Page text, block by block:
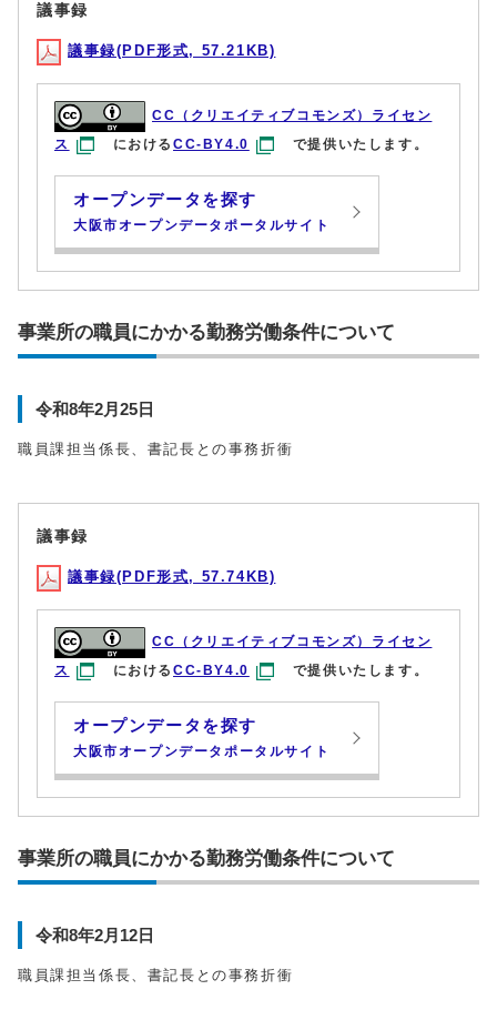
議事録
議事録(PDF形式, 57.21KB)
CC（クリエイティブコモンズ）ライセン
ス
におけるCC-BY4.0 で提供いたします。
オープンデータを探す
大阪市オープンデータポータルサイト
事業所の職員にかかる勤務労働条件について
令和8年2月25日
職員課担当係長、書記長との事務折衝
議事録
議事録(PDF形式, 57.74KB)
CC（クリエイティブコモンズ）ライセン
ス
におけるCC-BY4.0 で提供いたします。
オープンデータを探す
大阪市オープンデータポータルサイト
事業所の職員にかかる勤務労働条件について
令和8年2月12日
職員課担当係長、書記長との事務折衝